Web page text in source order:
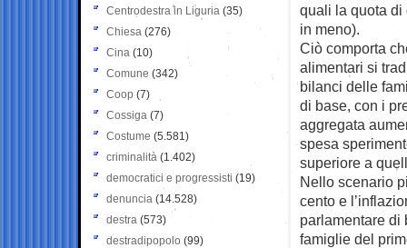
quali la quota di
in meno).
Ciò comporta
alimentari si
bilanci delle
di base, con i
aggregata
spesa
superiore a
Nello scenario
cento e
parlamentare di
famiglie del
Centrodestra in Liguria (35)
Chiesa (276)
Cina (10)
Comune (342)
Coop (7)
Cossiga (7)
Costume (5.581)
criminalità (1.402)
democratici e progressisti (19)
denuncia (14.528)
destra (573)
destradipopolo (99)